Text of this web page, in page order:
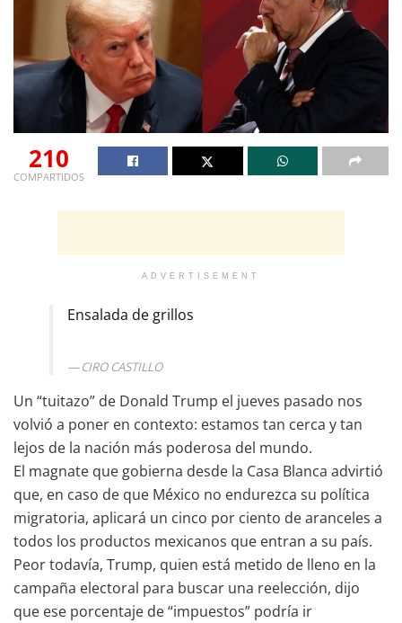
210
COMPARTIDOS
ADVERTISEMENT
Ensalada de grillos
CIRO CASTILLO
Un “tuitazo” de Donald Trump el jueves pasado nos
volvió a poner en contexto: estamos tan cerca y tan
lejos de la nación más poderosa del mundo.
El magnate que gobierna desde la Casa Blanca advirtió
que, en caso de que México no endurezca su política
migratoria, aplicará un cinco por ciento de aranceles a
todos los productos mexicanos que entran a su país.
Peor todavía, Trump, quien está metido de lleno en la
campaña electoral para buscar una reelección, dijo
que ese porcentaje de “impuestos” podría ir